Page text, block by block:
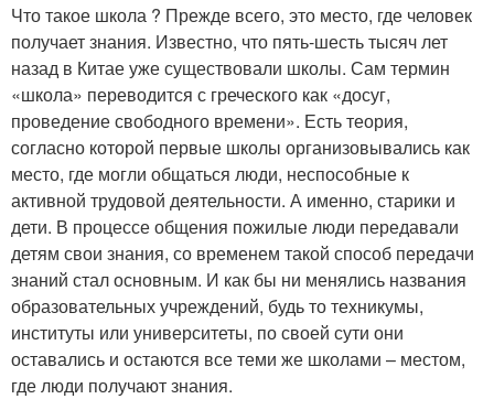
Что такое школа ? Прежде всего, это место, где человек
получает знания. Известно, что пять-шесть тысяч лет
назад в Китае уже существовали школы. Сам термин
«школа» переводится с греческого как «досуг,
проведение свободного времени». Есть теория,
согласно которой первые школы организовывались как
место, где могли общаться люди, неспособные к
активной трудовой деятельности. А именно, старики и
дети. В процессе общения пожилые люди передавали
детям свои знания, со временем такой способ передачи
знаний стал основным. И как бы ни менялись названия
образовательных учреждений, будь то техникумы,
институты или университеты, по своей сути они
оставались и остаются все теми же школами – местом,
где люди получают знания.